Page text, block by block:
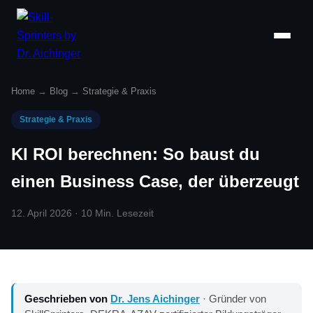
Home → Blog → Strategie & Praxis
Strategie & Praxis
KI ROI berechnen: So baust du
einen Business Case, der überzeugt
12. April 2026 · 10 Min. Lesezeit
Geschrieben von Dr. Jens Aichinger · Gründer von